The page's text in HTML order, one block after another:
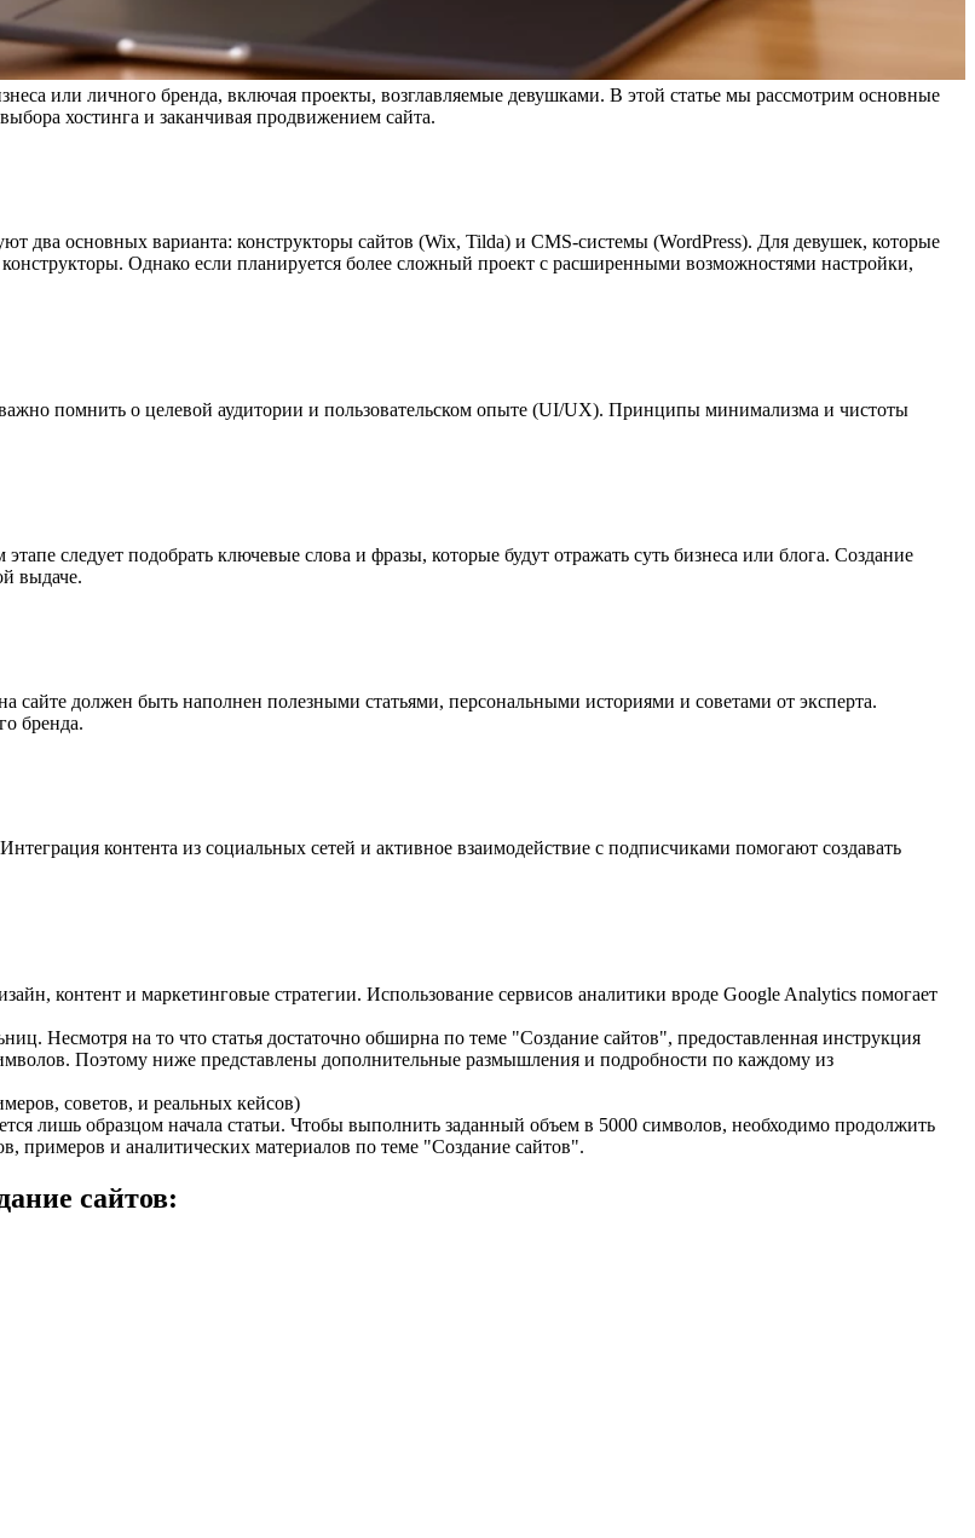
или личного бренда, включая проекты, возглавляемые девушками. В этой статье мы рассмотрим основные
хостинга и заканчивая продвижением сайта.
два основных варианта: конструкторы сайтов (Wix, Tilda) и CMS-системы (WordPress). Для девушек, которые
Однако если планируется более сложный проект с расширенными возможностями настройки,
помнить о целевой аудитории и пользовательском опыте (UI/UX). Принципы минимализма и чистоты
следует подобрать ключевые слова и фразы, которые будут отражать суть бизнеса или блога. Создание
выдаче.
сайте должен быть наполнен полезными статьями, персональными историями и советами от эксперта.
бренда.
контента из социальных сетей и активное взаимодействие с подписчиками помогают создавать
контент и маркетинговые стратегии. Использование сервисов аналитики вроде Google Analytics помогает
Несмотря на то что статья достаточно обширна по теме "Создание сайтов", предоставленная инструкция
Поэтому ниже представлены дополнительные размышления и подробности по каждому из
советов, и реальных кейсов)
лишь образцом начала статьи. Чтобы выполнить заданный объем в 5000 символов, необходимо продолжить
примеров и аналитических материалов по теме "Создание сайтов".
сайтов: